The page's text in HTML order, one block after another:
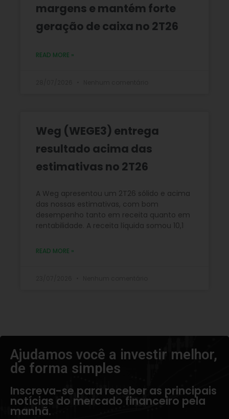
margens e mantém forte
geração de caixa no 2T26
READ MORE »
Weg (WEGE3) entrega
resultado acima das
estimativas no 2T26
A Weg apresentou um 2T26 sólido e acima
das nossas estimativas, com bom
desempenho tanto em receita quanto em
rentabilidade. A receita líquida somou 10,1
READ MORE »
Ajudamos você a investir melhor,
de forma simples​
Inscreva-se para receber as principais
notícias do mercado financeiro pela
manhã.